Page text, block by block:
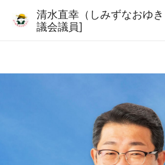
清水直幸（しみずなおゆ
議会議員]